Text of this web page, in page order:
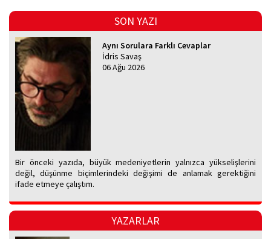
SON YAZI
Aynı Sorulara Farklı Cevaplar
İdris Savaş
06 Ağu 2026
Bir önceki yazıda, büyük medeniyetlerin yalnızca yükselişlerini
değil, düşünme biçimlerindeki değişimi de anlamak gerektiğini
ifade etmeye çalıştım.
YAZARLAR